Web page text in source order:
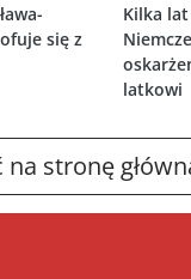
się z
Kilka
latkowi
stronę